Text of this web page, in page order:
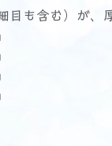
目も含む）が、